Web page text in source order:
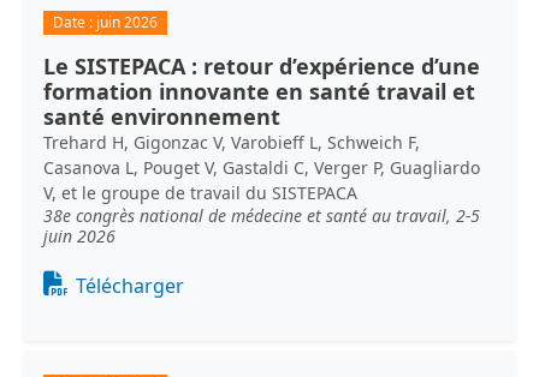
Date : juin 2026
Le SISTEPACA : retour d’expérience d’une
formation innovante en santé travail et
santé environnement
Trehard H, Gigonzac V, Varobieff L, Schweich F,
Casanova L, Pouget V, Gastaldi C, Verger P, Guagliardo
V, et le groupe de travail du SISTEPACA
38e congrès national de médecine et santé au travail, 2-5
juin 2026
Document
Télécharger